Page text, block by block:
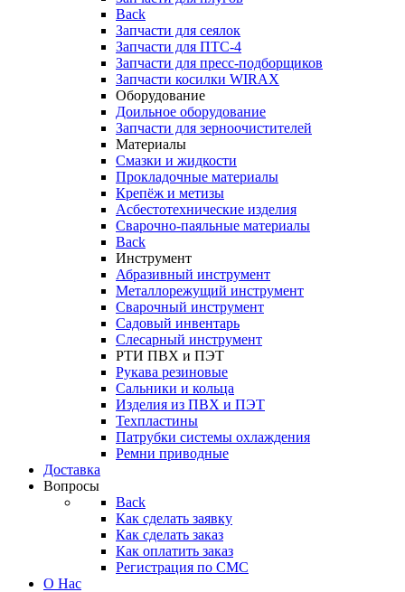
Back
Запчасти для сеялок
Запчасти для ПТС-4
Запчасти для пресс-подборщиков
Запчасти косилки WIRAX
Оборудование
Доильное оборудование
Запчасти для зерноочистителей
Материалы
Смазки и жидкости
Прокладочные материалы
Крепёж и метизы
Асбестотехнические изделия
Сварочно-паяльные материалы
Back
Инструмент
Абразивный инструмент
Металлорежущий инструмент
Сварочный инструмент
Садовый инвентарь
Слесарный инструмент
РТИ ПВХ и ПЭТ
Рукава резиновые
Сальники и кольца
Изделия из ПВХ и ПЭТ
Техпластины
Патрубки системы охлаждения
Ремни приводные
Доставка
Вопросы
Back
Как сделать заявку
Как сделать заказ
Как оплатить заказ
Регистрация по СМС
О Нас